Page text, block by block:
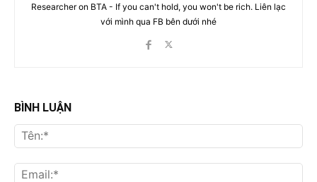
Researcher on BTA - If you can't hold, you won't be rich. Liên lạc
với mình qua FB bên dưới nhé
BÌNH LUẬN